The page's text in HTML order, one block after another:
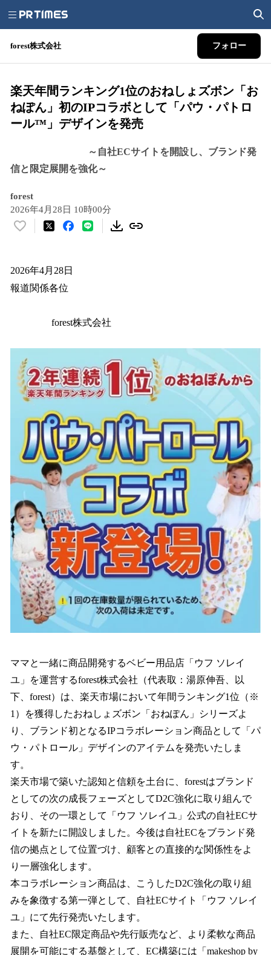
forest株式会社 フォロー
楽天年間ランキング1位のおねしょズボン「お
ねぽん」初のIPコラボとして「パウ・パトロ
ール™」デザインを発売
～自社ECサイトを開設し、ブランド発
信と限定展開を強化～
forest
2026年4月28日 10時00分
い
！
数
を
み
中
で
す
2026年4月28日
報道関係各位
forest株式会社
ママと一緒に商品開発するベビー用品店「ウフ ソレイ
ユ」を運営するforest株式会社（代表取：湯原伸吾、以
下、forest）は、楽天市場において年間ランキング1位（※
1）を獲得したおねしょズボン「おねぽん」シリーズよ
り、ブランド初となるIPコラボレーション商品として「パ
ウ・パトロール」デザインのアイテムを発売いたしま
す。
楽天市場で築いた認知と信頼を土台に、forestはブランド
としての次の成長フェーズとしてD2C強化に取り組んで
おり、その一環として「ウフ ソレイユ」公式の自社ECサ
イトを新たに開設しました。今後は自社ECをブランド発
信の拠点として位置づけ、顧客との直接的な関係性をよ
り一層強化します。
本コラボレーション商品は、こうしたD2C強化の取り組
みを象徴する第一弾として、自社ECサイト「ウフ ソレイ
ユ」にて先行発売いたします。
また、自社EC限定商品や先行販売など、より柔軟な商品
展開を可能にする基盤として、EC構築には「makeshop by